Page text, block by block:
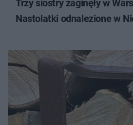
Trzy siostry zaginęły w
Nastolatki odnalezione w